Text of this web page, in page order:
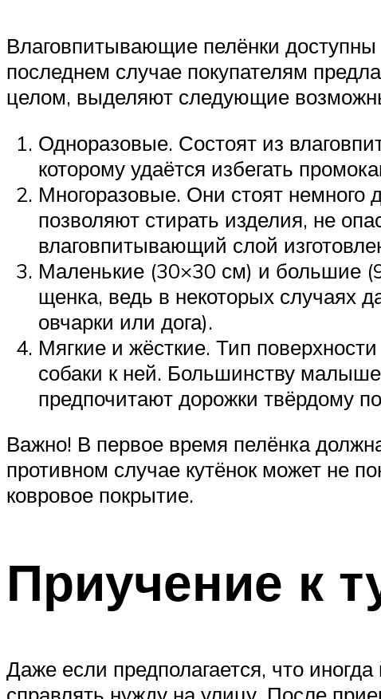
Влаговпитывающие пелёнки доступны
последнем случае покупателям
целом, выделяют следующие
Одноразовые. Состоят из
которому удаётся избегать
Многоразовые. Они стоят немного
позволяют стирать изделия, не
влаговпитывающий слой
Маленькие (30×30 см) и большие
щенка, ведь в некоторых
овчарки или дога).
Мягкие и жёсткие. Тип
собаки к ней. Большинству
предпочитают дорожки твёрдому
Важно! В первое время пелёнка
противном случае кутёнок может не
ковровое покрытие.
Приучение к
Даже если предполагается, что